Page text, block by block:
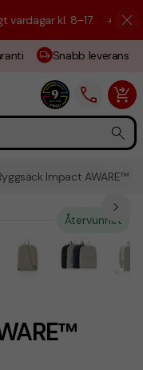
kl. 8–17. ☀️ Vi är
Snabb leverans
Impact AWARE™
Återvunnet